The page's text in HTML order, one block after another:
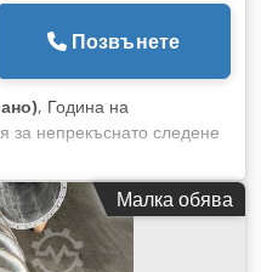
Позвънете
, Година на
за непрекъснато следене
сглобена и монтирана в
с климатизация
Системата се състои от 3
QuickTNPO * LAR
Малка обява